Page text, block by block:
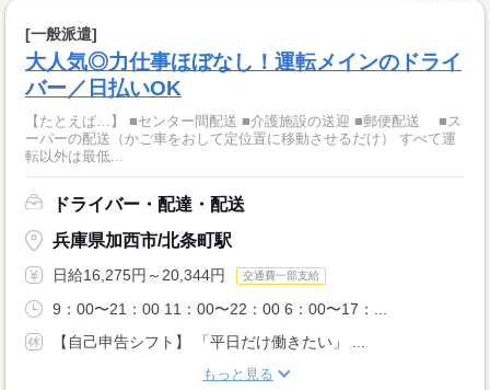
[一般派遣]
大人気◎力仕事ほぼなし！運転メインのドライ
バー／日払いOK
【たとえば…】 ■センター間配送 ■介護施設の送迎 ■郵便配送 ■ス
ーパーの配送（かご車をおして定位置に移動させるだけ） すべて運
転以外は最低...
ドライバー・配達・配送
兵庫県加西市/北条町駅
日給16,275円～20,344円 交通費一部支給
9：00〜21：00 11：00〜22：00 6：00〜17：...
【自己申告シフト】 「平日だけ働きたい」 ...
もっと見る